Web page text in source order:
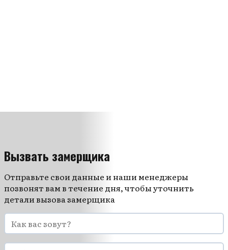
Вызвать замерщика
Отправьте свои данные и наши менеджеры
позвонят вам в течение дня, чтобы уточнить
детали вызова замерщика